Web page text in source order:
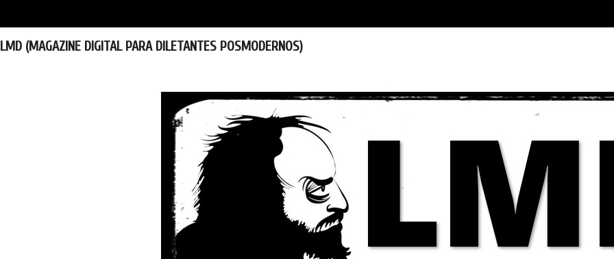
LMD (MAGAZINE DIGITAL PARA DILETANTES POSMODERNOS)